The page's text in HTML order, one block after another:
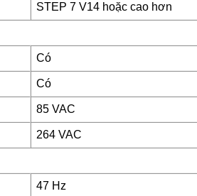
STEP 7 V14 hoặc cao hơn
Có
Có
85 VAC
264 VAC
47 Hz